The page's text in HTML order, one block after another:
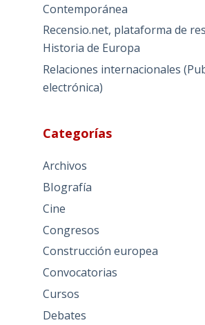
Contemporánea
Recensio.net, plataforma de
Historia de Europa
Relaciones internacionales
electrónica)
Categorías
Archivos
BIografía
Cine
Congresos
Construcción europea
Convocatorias
Cursos
Debates